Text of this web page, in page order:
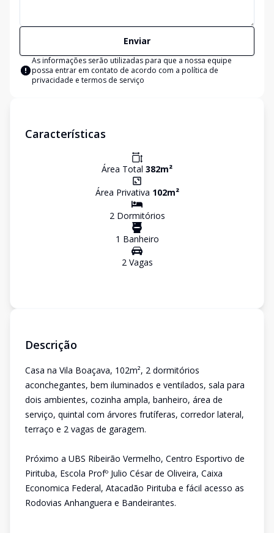
Enviar
As informações serão utilizadas para que a nossa equipe
possa entrar em contato de acordo com a política de
privacidade e termos de serviço
Características
Área Total 382m²
Área Privativa 102m²
2Dormitórios
1 Banheiro
2Vagas
Descrição
Casa na Vila Boaçava, 102m², 2 dormitórios
aconchegantes, bem iluminados e ventilados, sala para
dois ambientes, cozinha ampla, banheiro, área de
serviço, quintal com árvores frutíferas, corredor lateral,
terraço e 2 vagas de garagem.
Próximo a UBS Ribeirão Vermelho, Centro Esportivo de
Pirituba, Escola Profº Julio César de Oliveira, Caixa
Economica Federal, Atacadão Pirituba e fácil acesso as
Rodovias Anhanguera e Bandeirantes.